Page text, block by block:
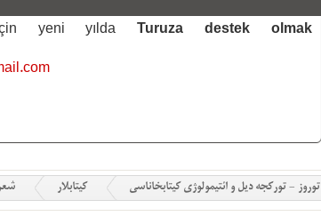
için yeni yılda
Turuza destek olmak
توروز - تورکجه دیل و ائتیمولوژی کیتابخاناسی کیتابلار